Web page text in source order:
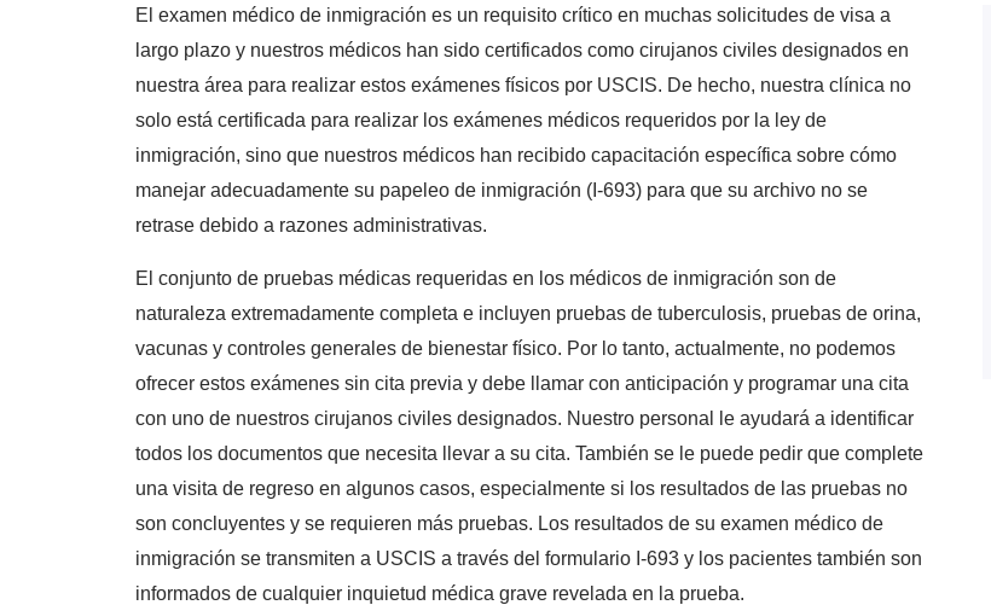
El examen médico de inmigración es un requisito crítico en muchas solicitudes de visa a
largo plazo y nuestros médicos han sido certificados como cirujanos civiles designados en
nuestra área para realizar estos exámenes físicos por USCIS. De hecho, nuestra clínica no
solo está certificada para realizar los exámenes médicos requeridos por la ley de
inmigración, sino que nuestros médicos han recibido capacitación específica sobre cómo
manejar adecuadamente su papeleo de inmigración (I-693) para que su archivo no se
retrase debido a razones administrativas.
El conjunto de pruebas médicas requeridas en los médicos de inmigración son de
naturaleza extremadamente completa e incluyen pruebas de tuberculosis, pruebas de orina,
vacunas y controles generales de bienestar físico. Por lo tanto, actualmente, no podemos
ofrecer estos exámenes sin cita previa y debe llamar con anticipación y programar una cita
con uno de nuestros cirujanos civiles designados. Nuestro personal le ayudará a identificar
todos los documentos que necesita llevar a su cita. También se le puede pedir que complete
una visita de regreso en algunos casos, especialmente si los resultados de las pruebas no
son concluyentes y se requieren más pruebas. Los resultados de su examen médico de
inmigración se transmiten a USCIS a través del formulario I-693 y los pacientes también son
informados de cualquier inquietud médica grave revelada en la prueba.